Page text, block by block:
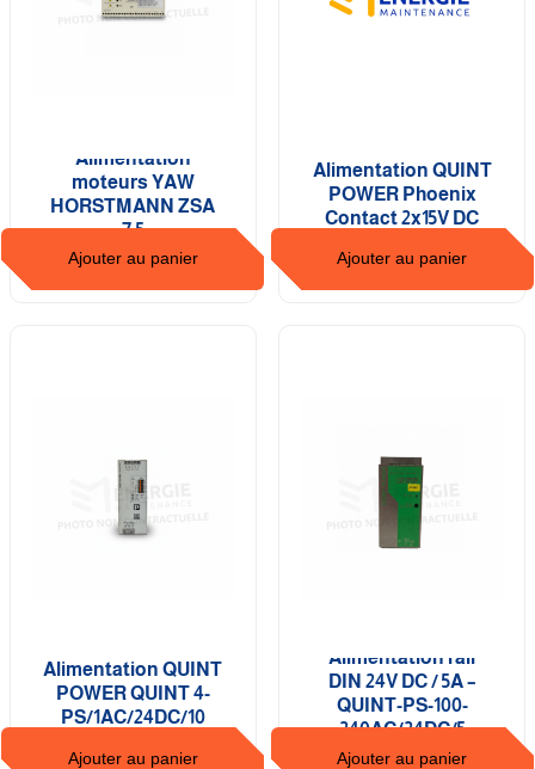
Alimentation
moteurs YAW
HORSTMANN ZSA
7,5
Ajouter au panier
Alimentation QUINT
POWER Phoenix
Contact 2x15V DC
Ajouter au panier
Alimentation QUINT
POWER QUINT 4-
PS/1AC/24DC/10
Ajouter au panier
Alimentation rail
DIN 24V DC / 5A –
QUINT-PS-100-
240AC/24DC/5
Ajouter au panier